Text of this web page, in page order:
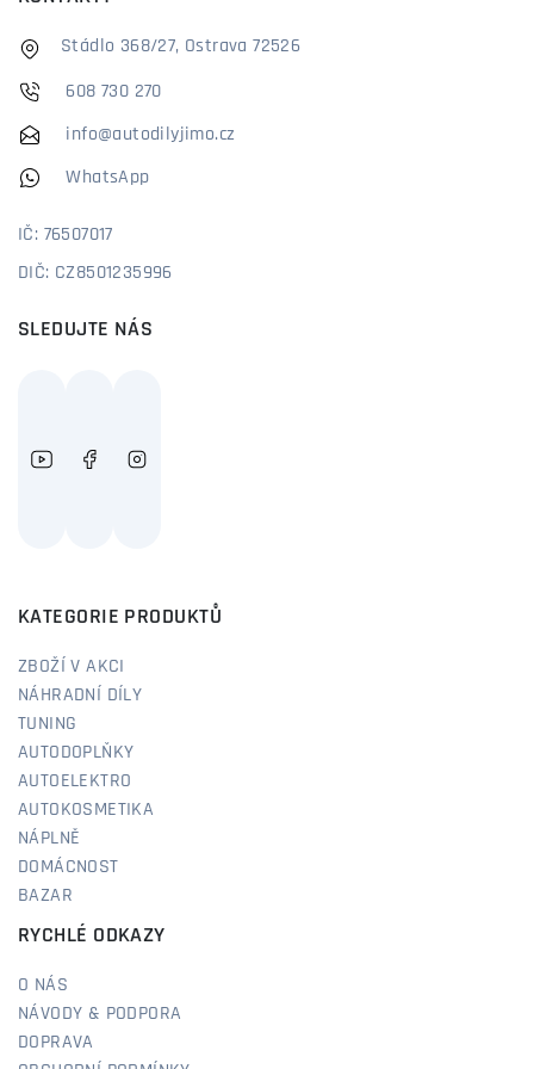
Stádlo 368/27, Ostrava 72526
608 730 270
info@autodilyjimo.cz
WhatsApp
IČ: 76507017
DIČ: CZ8501235996
SLEDUJTE NÁS
KATEGORIE PRODUKTŮ
ZBOŽÍ V AKCI
NÁHRADNÍ DÍLY
TUNING
AUTODOPLŇKY
AUTOELEKTRO
AUTOKOSMETIKA
NÁPLNĚ
DOMÁCNOST
BAZAR
RYCHLÉ ODKAZY
O NÁS
NÁVODY & PODPORA
DOPRAVA